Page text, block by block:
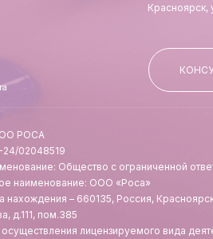
РОСА
02048519
Общество с ограниченной
наименование: ООО «Роса»
нахождения – 660135, Россия,
д.111, пом.385
лицензируемого вида
Красноярск,